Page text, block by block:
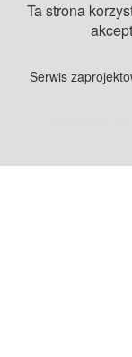
Ta strona
Serwis